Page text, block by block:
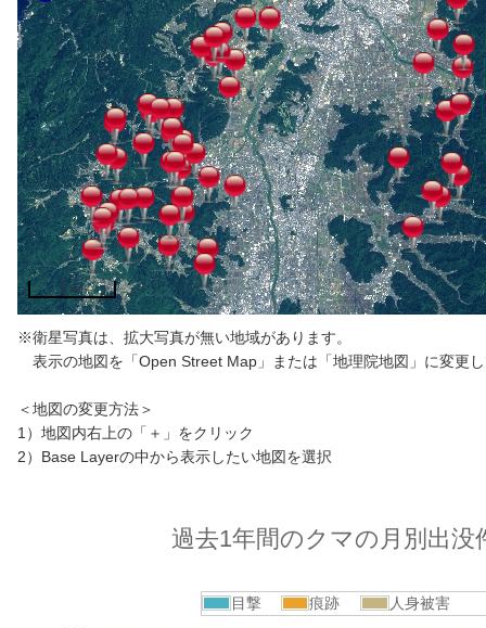
5 km
※衛星写真は、拡大写真が無い地域があります。
表示の地図を「Open Street Map」または「地理院地図」に変更
＜地図の変更方法＞
1）地図内右上の「＋」をクリック
2）Base Layerの中から表示したい地図を選択
過去1年間のクマの月別出没
目撃 痕跡 人身被害